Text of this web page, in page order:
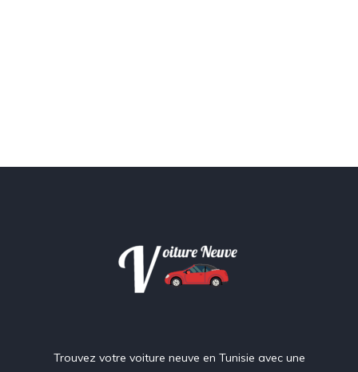
Trouvez votre voiture neuve en Tunisie avec une